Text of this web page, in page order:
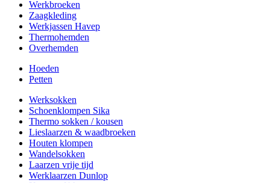
Werkbroeken
Zaagkleding
Werkjassen Havep
Thermohemden
Overhemden
Hoeden
Petten
Werksokken
Schoenklompen Sika
Thermo sokken / kousen
Lieslaarzen & waadbroeken
Houten klompen
Wandelsokken
Laarzen vrije tijd
Werklaarzen Dunlop